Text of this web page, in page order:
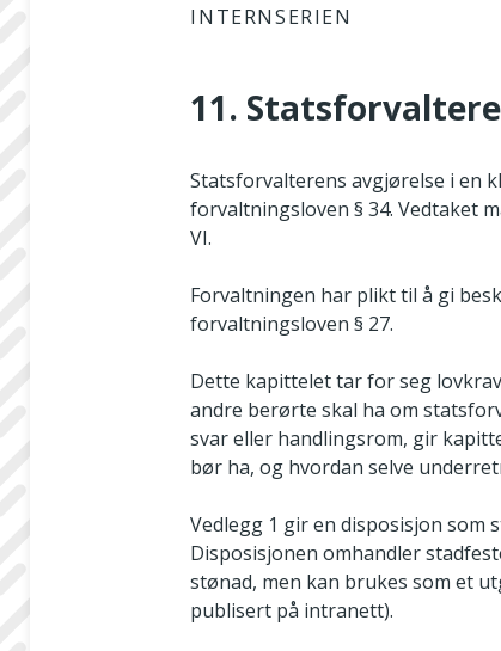
INTERNSERIEN
11.
Statsforvalterens avgjørelse i en
forvaltningsloven § 34. Vedtaket
VI.
Forvaltningen har plikt til å gi
forvaltningsloven § 27.
Dette kapittelet tar for seg
andre berørte skal ha om
svar eller handlingsrom, gir
bør ha, og hvordan selve
Vedlegg 1 gir en disposisjon
Disposisjonen omhandler
stønad, men kan brukes som et
publisert på intranett).